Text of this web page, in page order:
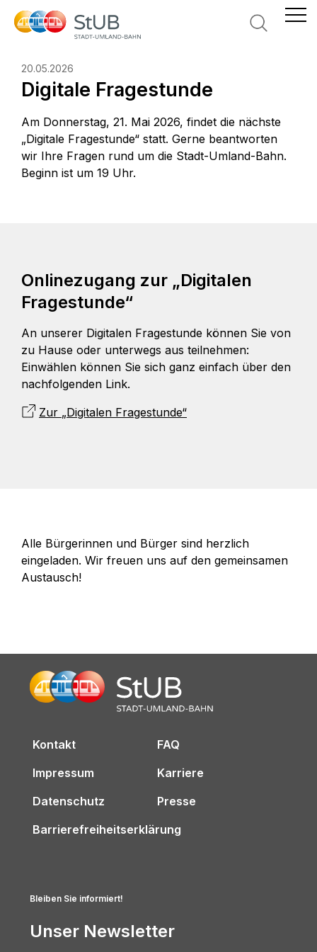
20.05.2026
Digitale Fragestunde
Am Donnerstag, 21. Mai 2026, findet die nächste
„Digitale Fragestunde“ statt. Gerne beantworten
wir Ihre Fragen rund um die Stadt-Umland-Bahn.
Beginn ist um 19 Uhr.
Onlinezugang zur „Digitalen
Fragestunde“
An unserer Digitalen Fragestunde können Sie von
zu Hause oder unterwegs aus teilnehmen:
Einwählen können Sie sich ganz einfach über den
nachfolgenden Link.
Zur „Digitalen Fragestunde“
Alle Bürgerinnen und Bürger sind herzlich
eingeladen. Wir freuen uns auf den gemeinsamen
Austausch!
Kontakt
FAQ
Impressum
Karriere
Datenschutz
Presse
Barrierefreiheitserklärung
Bleiben Sie informiert!
Unser Newsletter